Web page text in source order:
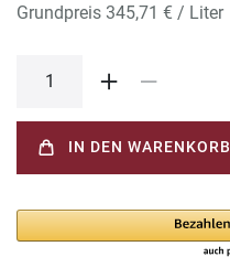
Grundpreis 345,71 € / Liter
IN DEN WARENKORB